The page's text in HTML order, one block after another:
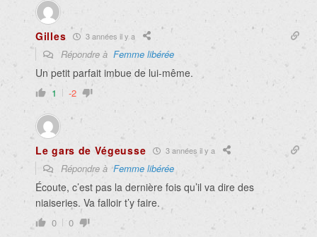
Gilles 3 années il y a
Répondre à Femme libérée
Un petit parfait imbue de lui-même.
1 -2
Le gars de Végeusse 3 années il y a
Répondre àFemme libérée
Écoute, c’est pas la dernière fois qu’il va dire des
niaiseries. Va falloir t’y faire.
0 0